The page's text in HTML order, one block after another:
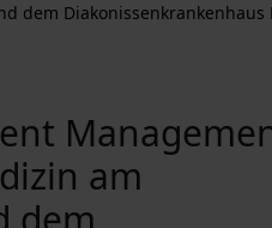
dem Diakonissenkrankenhaus
am